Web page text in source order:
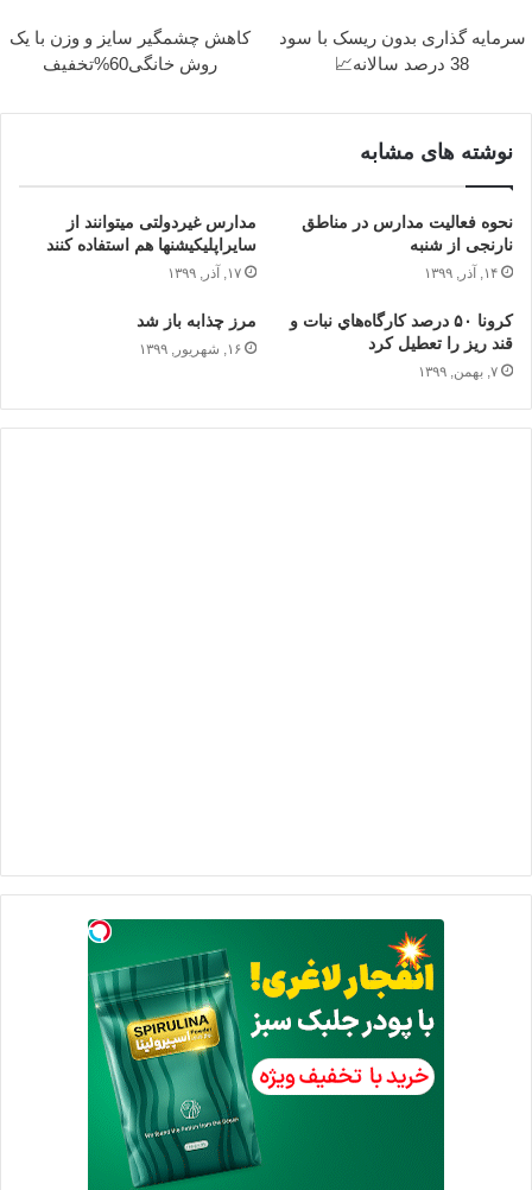
سرمایه گذاری بدون ریسک با سود
38 درصد سالانه📈
کاهش چشمگیر سایز و وزن با یک
روش خانگی60%تخفیف
نوشته های مشابه
نحوه فعالیت مدارس در مناطق
نارنجی از شنبه
۱۴, آذر, ۱۳۹۹
مدارس غیردولتی می‎توانند از
سایراپلیکیشن‎ها هم استفاده کنند
۱۷, آذر, ۱۳۹۹
کرونا ۵۰ درصد کارگاه‌هاي نبات و
قند ريز را تعطيل کرد
۷, بهمن, ۱۳۹۹
مرز چذابه باز شد
۱۶, شهریور, ۱۳۹۹